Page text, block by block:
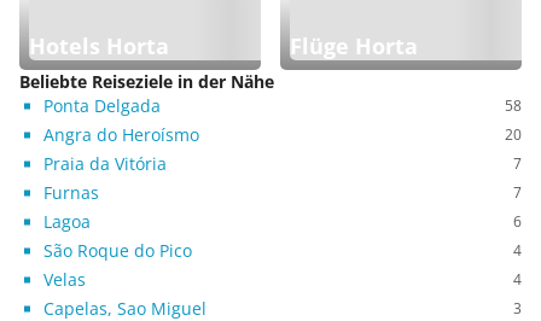
Hotels Horta Flüge Horta
Beliebte Reiseziele in der Nähe
Ponta Delgada
58
Angra do Heroísmo 20
Praia da Vitória 7
Furnas 7
Lagoa 6
São Roque do Pico 4
Velas 4
Capelas, Sao Miguel 3